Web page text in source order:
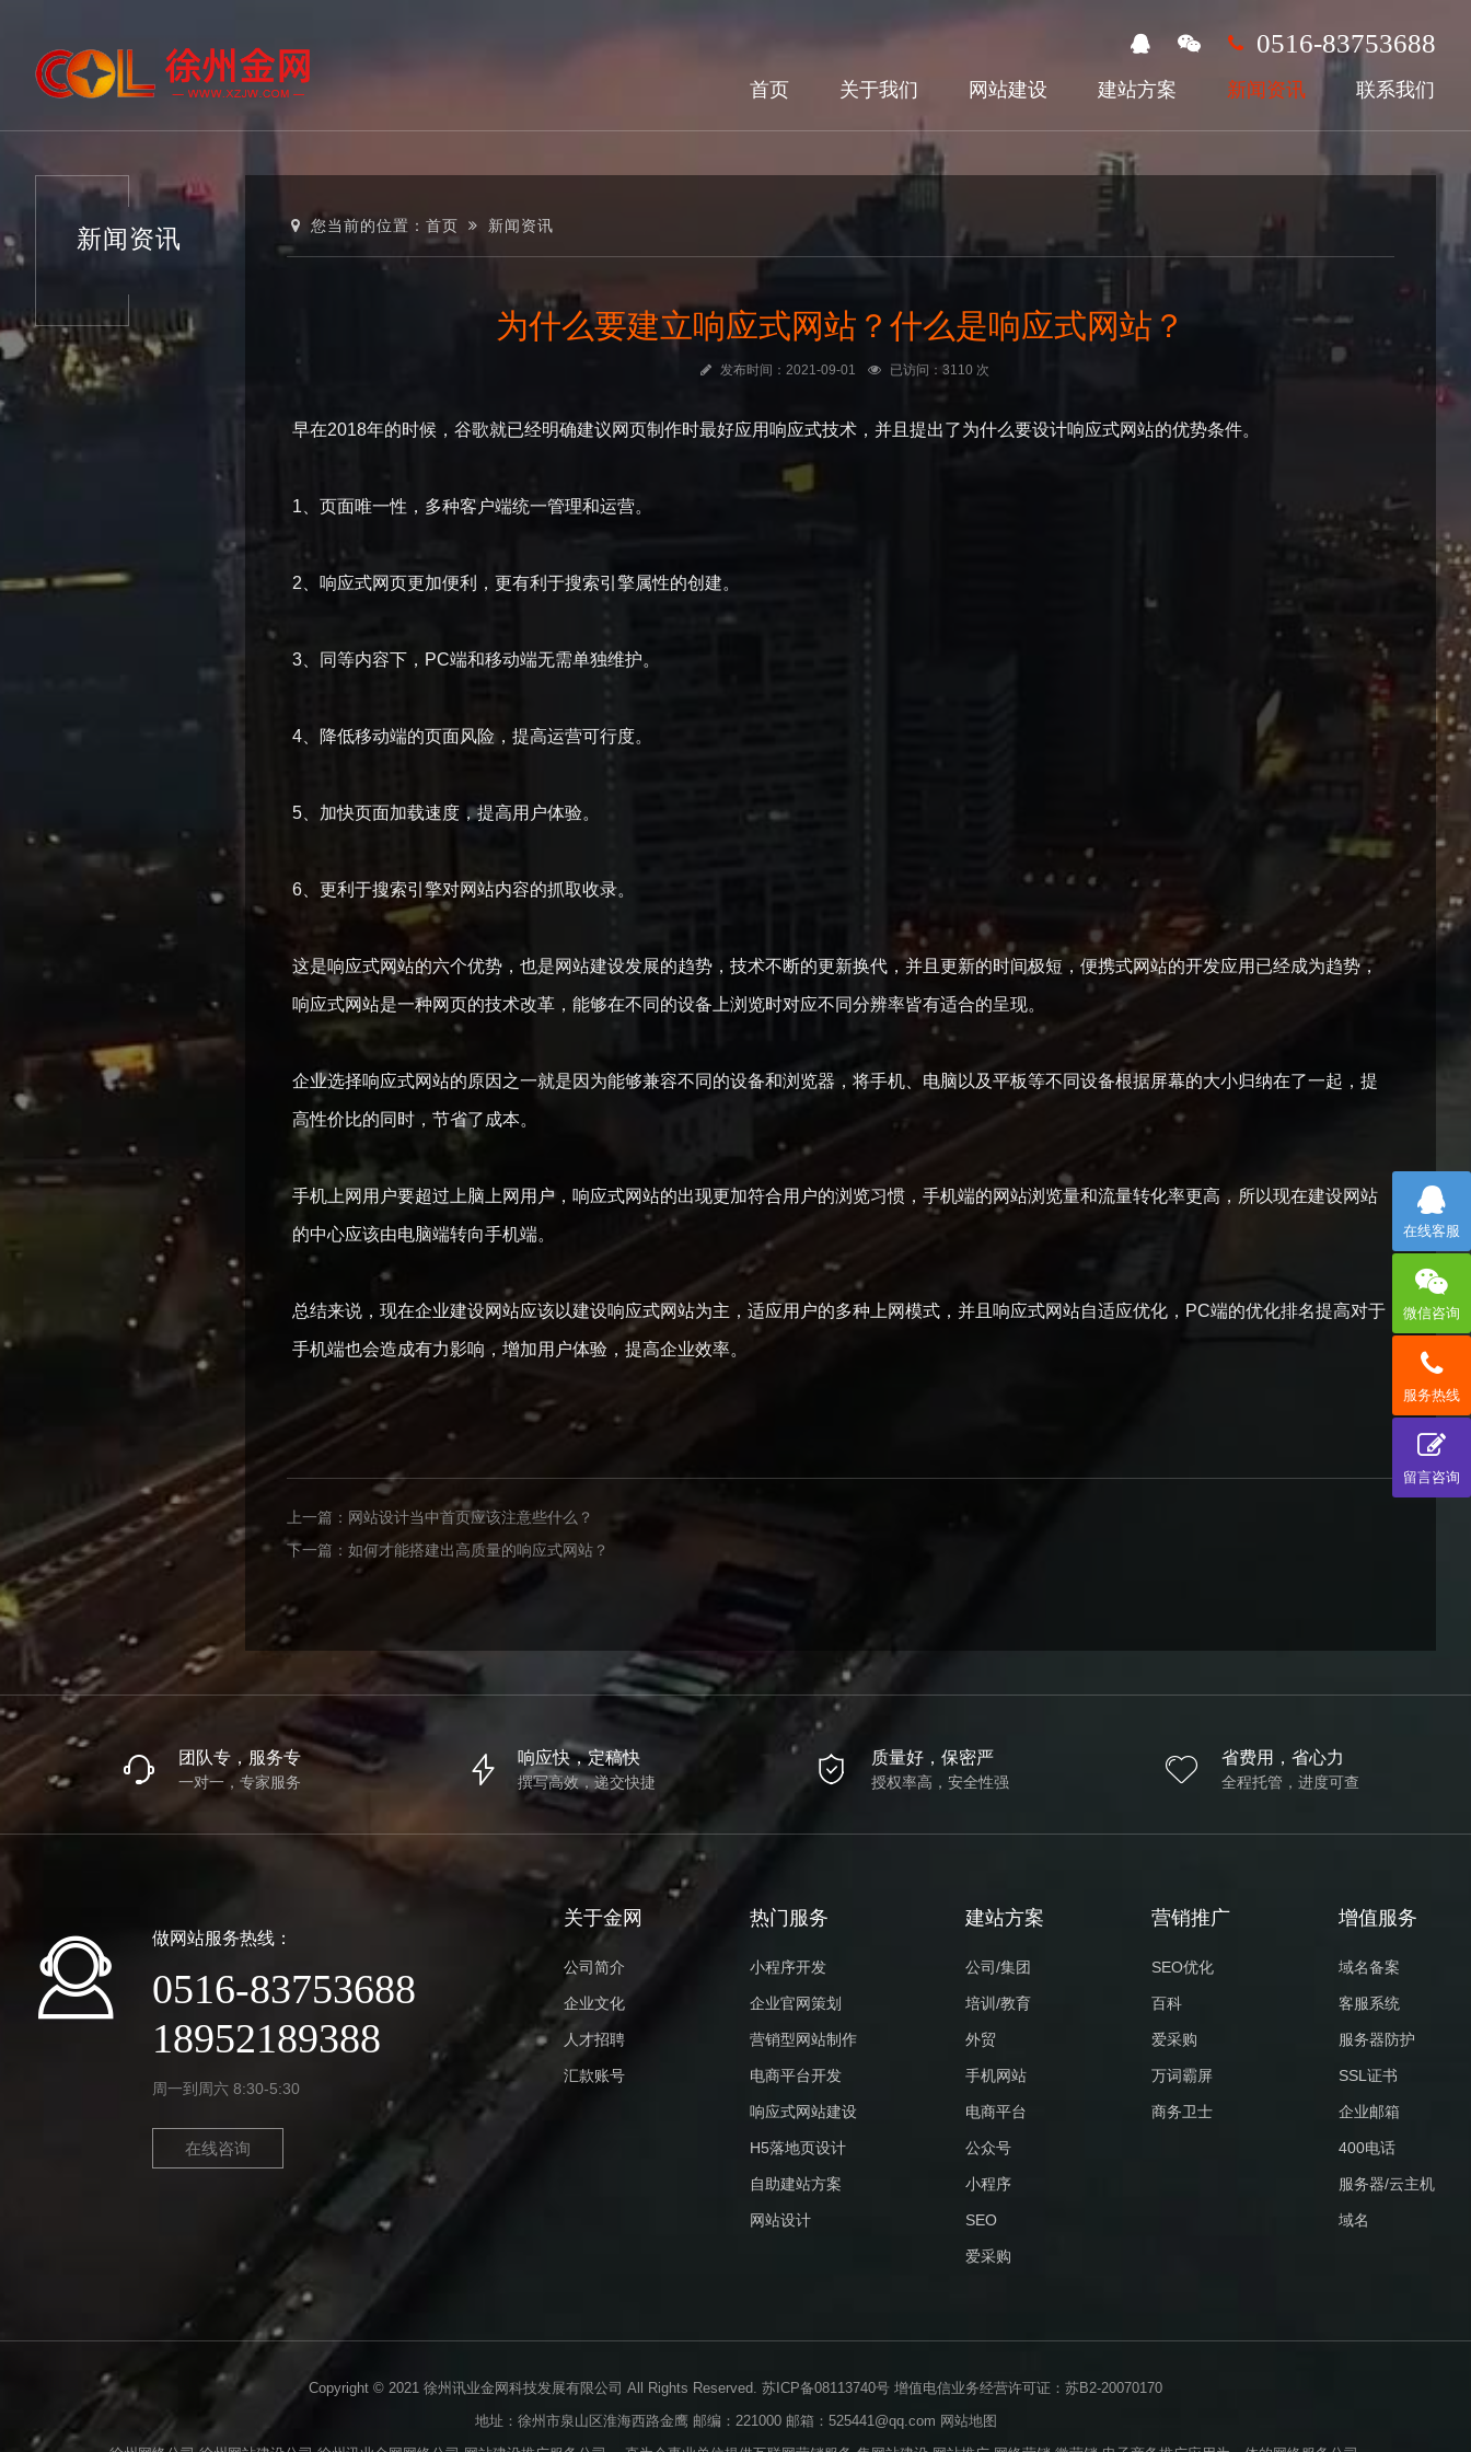
0516-83753688
首页 关于我们 网站建设 建站方案 新闻资讯 联系我们
新闻资讯 您当前的位置：首页 新闻资讯
为什么要建立响应式网站？什么是响应式网站？
发布时间：2021-09-01 已访问：3110 次
早在2018年的时候，谷歌就已经明确建议网页制作时最好应用响应式技术，并且提出了为什么要设计响应式网站的优势条件。
1、页面唯一性，多种客户端统一管理和运营。
2、响应式网页更加便利，更有利于搜索引擎属性的创建。
3、同等内容下，PC端和移动端无需单独维护。
4、降低移动端的页面风险，提高运营可行度。
5、加快页面加载速度，提高用户体验。
6、更利于搜索引擎对网站内容的抓取收录。
这是响应式网站的六个优势，也是网站建设发展的趋势，技术不断的更新换代，并且更新的时间极短，便携式网站的开发应用已经成为趋势，
响应式网站是一种网页的技术改革，能够在不同的设备上浏览时对应不同分辨率皆有适合的呈现。
企业选择响应式网站的原因之一就是因为能够兼容不同的设备和浏览器，将手机、电脑以及平板等不同设备根据屏幕的大小归纳在了一起，提
高性价比的同时，节省了成本。
手机上网用户要超过上脑上网用户，响应式网站的出现更加符合用户的浏览习惯，手机端的网站浏览量和流量转化率更高，所以现在建设网站
的中心应该由电脑端转向手机端。
总结来说，现在企业建设网站应该以建设响应式网站为主，适应用户的多种上网模式，并且响应式网站自适应优化，PC端的优化排名提高对于
手机端也会造成有力影响，增加用户体验，提高企业效率。
上一篇： 网站设计当中首页应该注意些什么？
下一篇：如何才能搭建出高质量的响应式网站？
团队专，服务专
一对一，专家服务
响应快，定稿快
撰写高效，递交快捷
质量好，保密严
授权率高，安全性强
省费用，省心力
全程托管，进度可查
做网站服务热线：
0516-83753688
18952189388
周一到周六 8:30-5:30
在线咨询
关于金网
公司简介
企业文化
人才招聘
汇款账号
热门服务
小程序开发
企业官网策划
营销型网站制作
电商平台开发
响应式网站建设
H5落地页设计
自助建站方案
网站设计
建站方案
公司/集团
培训/教育
外贸
手机网站
电商平台
公众号
小程序
SEO
爱采购
营销推广
SEO优化
百科
爱采购
万词霸屏
商务卫士
增值服务
域名备案
客服系统
服务器防护
SSL证书
企业邮箱
400电话
服务器/云主机
域名
Copyright © 2021 徐州讯业金网科技发展有限公司 All Rights Reserved. 苏ICP备08113740号 增值电信业务经营许可证：苏B2-20070170
地址：徐州市泉山区淮海西路金鹰 邮编：221000 邮箱：525441@qq.com 网站地图
在线客服
微信咨询
服务热线
留言咨询